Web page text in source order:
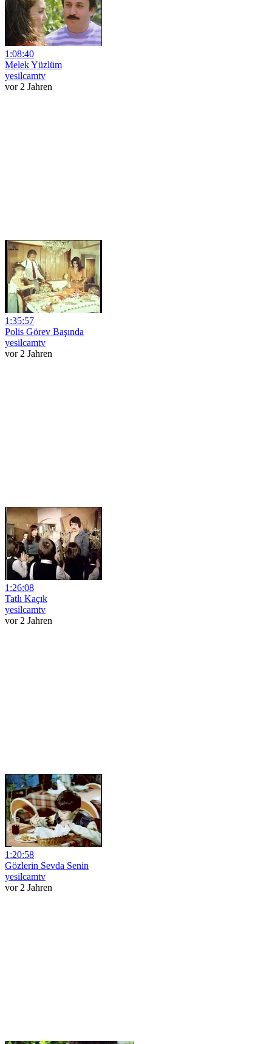
1:08:40
Melek Yüzlüm
yesilcamtv
vor 2 Jahren
1:35:57
Polis Görev Başında
yesilcamtv
vor 2 Jahren
1:26:08
Tatlı Kaçık
yesilcamtv
vor 2 Jahren
1:20:58
Gözlerin Sevda Senin
yesilcamtv
vor 2 Jahren